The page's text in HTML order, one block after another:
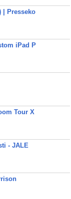
| Presseko
iPad P
Tour X
- JALE